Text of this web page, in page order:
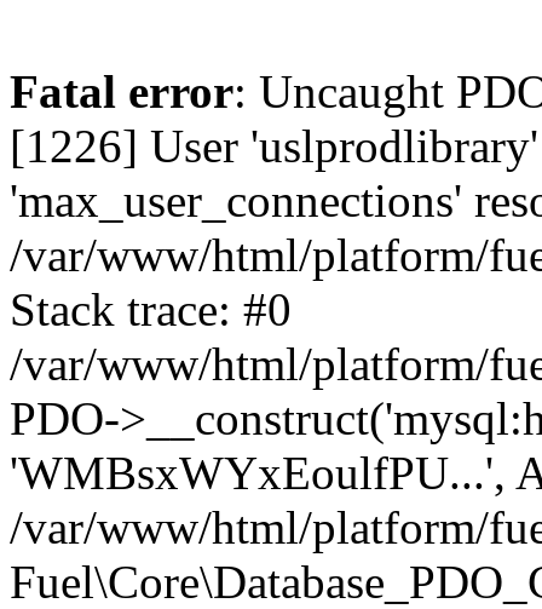
Fatal error: Uncaught
[1226] User 'uslprodlibrary'
'max_user_connections'
/var/www/html/platform/
Stack trace: #0
/var/www/html/platform/
PDO-
'WMBsxWYxEoulfPU...',
/var/www/html/platform/